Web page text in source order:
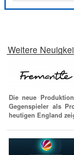
Weitere
Die neue
Gegenspieler als
heutigen England